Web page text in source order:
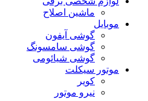
ماشین اصلاح
موبایل
گوشی آیفون
گوشی سامسونگ
گوشی شیائومی
موتور سیکلت
کویر
نیرو موتور